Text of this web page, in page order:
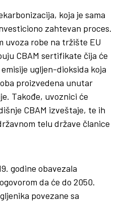
koja je sama
zahtevan proces.
uvoza robe na tržište EU
CBAM sertifikate čija će
ugljen-dioksida koja
proizvedena unutar
Takođe, uvoznici će
CBAM izveštaje, te ih
telu države članice
godine obavezala
da će do 2050.
povezane sa